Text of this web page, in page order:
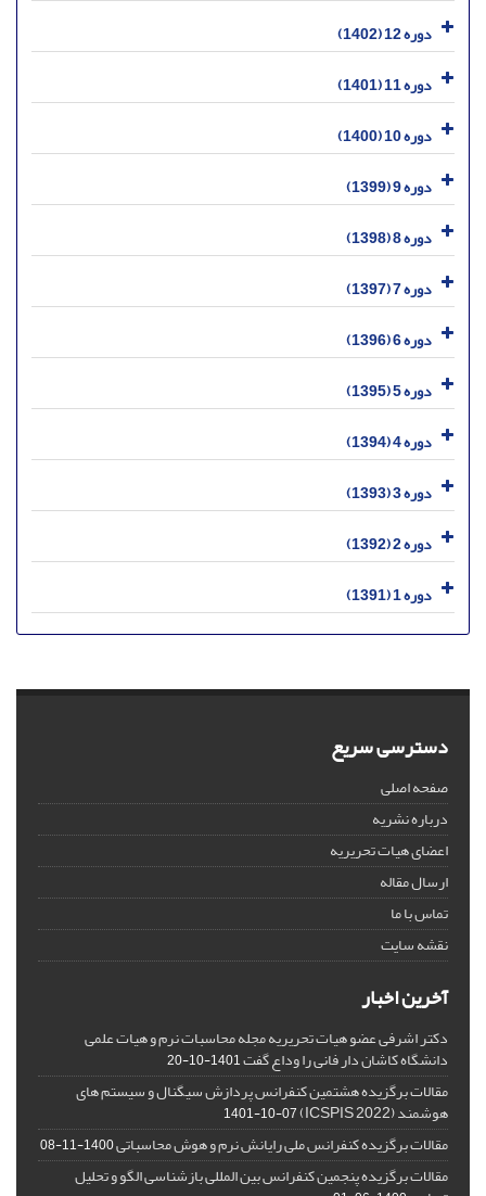
دوره 12 (1402)
دوره 11 (1401)
دوره 10 (1400)
دوره 9 (1399)
دوره 8 (1398)
دوره 7 (1397)
دوره 6 (1396)
دوره 5 (1395)
دوره 4 (1394)
دوره 3 (1393)
دوره 2 (1392)
دوره 1 (1391)
دسترسی سریع
صفحه اصلی
درباره نشریه
اعضای هیات تحریریه
ارسال مقاله
تماس با ما
نقشه سایت
آخرین اخبار
دکتر اشرفی عضو هیات تحریریه مجله محاسبات نرم و هیات علمی
دانشگاه کاشان دار فانی را وداع گفت1401-10-20
مقالات برگزیده هشتمین کنفرانس پردازش سیگنال و سیستم های
هوشمند (ICSPIS 2022) 1401-10-07
مقالات برگزیده کنفرانس ملی رایانش نرم و هوش محاسباتی1400-11-08
مقالات برگزیده پنجمین کنفرانس بین المللی بازشناسی الگو و تحلیل